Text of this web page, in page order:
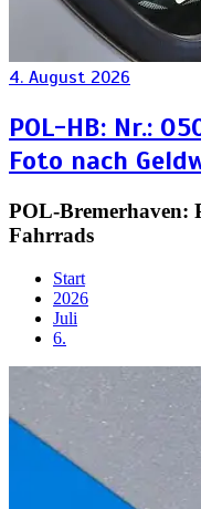
4. August 2026
POL-HB: Nr.:
Foto nach
POL-Bremerhaven:
Fahrrads
Start
2026
Juli
6.